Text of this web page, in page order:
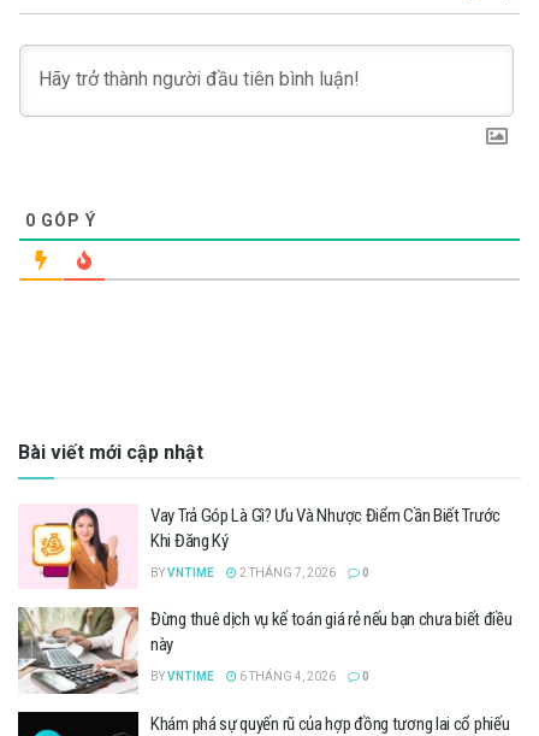
0 GÓP Ý
Bài viết mới cập nhật
Vay Trả Góp Là Gì? Ưu Và Nhược Điểm Cần Biết Trước
Khi Đăng Ký
BYVNTIME 2 THÁNG 7, 2026 0
Đừng thuê dịch vụ kế toán giá rẻ nếu bạn chưa biết điều
này
BYVNTIME 6 THÁNG 4, 2026 0
Khám phá sự quyến rũ của hợp đồng tương lai cổ phiếu